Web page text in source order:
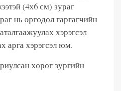
(4х6 см) зураг
нь өргөдөл гаргагчийн
хэрэгсэл
арга хэрэгсэл юм.
хөрөг зургийн